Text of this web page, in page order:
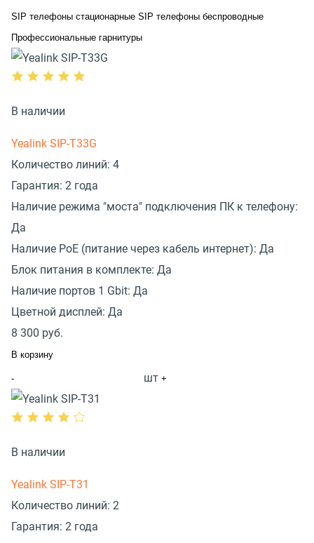
SIP телефоны стационарные SIP телефоны беспроводные
Профессиональные гарнитуры
В наличии
Yealink SIP-T33G
Количество линий: 4
Гарантия: 2 года
Наличие режима "моста" подключения ПК к телефону:
Да
Наличие PoE (питание через кабель интернет): Да
Блок питания в комплекте: Да
Наличие портов 1 Gbit: Да
Цветной дисплей: Да
8 300 руб.
В корзину
- шт +
В наличии
Yealink SIP-T31
Количество линий: 2
Гарантия: 2 года